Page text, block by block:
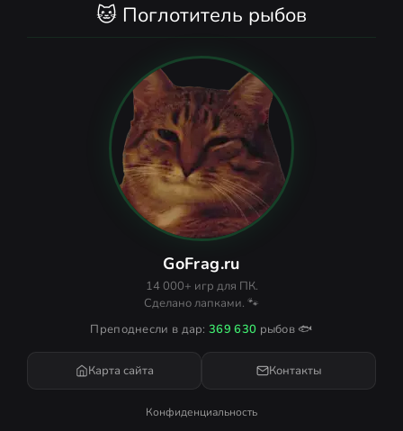
🐱 Поглотитель рыбов
GoFrag.ru
14 000+ игр для ПК.
Сделано лапками. 🐾
Преподнесли в дар:369 630 рыбов 🐟
Карта сайта Контакты
Конфиденциальность